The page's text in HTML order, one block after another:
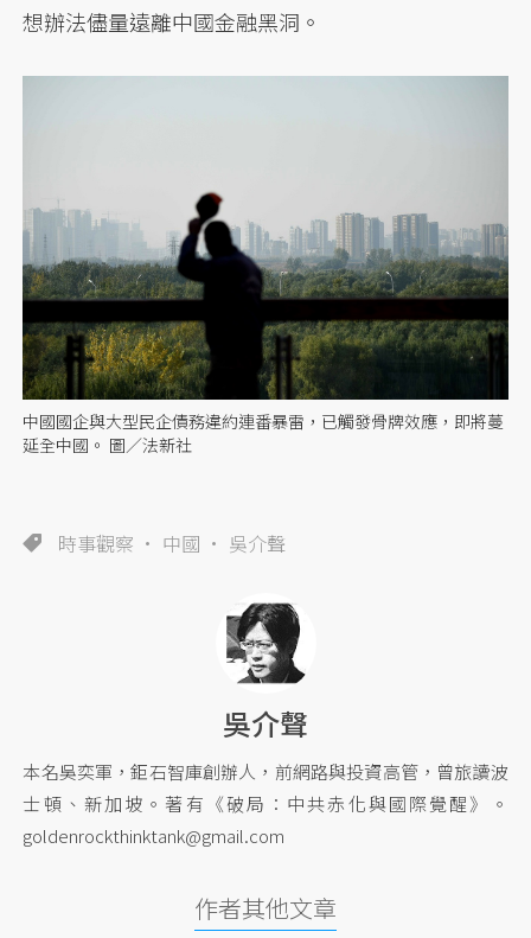
想辦法儘量遠離中國金融黑洞。
中國國企與大型民企債務違約連番暴雷，已觸發骨牌效應，即將蔓
延全中國。 圖／法新社
時事觀察 中國 吳介聲
吳介聲
本名吳奕軍，鉅石智庫創辦人，前網路與投資高管，曾旅讀波
士頓、新加坡。著有《破局：中共赤化與國際覺醒》。
goldenrockthinktank@gmail.com
作者其他文章